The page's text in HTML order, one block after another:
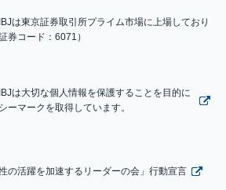
は東京証券取引所プライム市場に上場しており
券コード：6071）
は大切な個人情報を保護することを目的に
ーマークを取得しています。
性の活躍を加速するリーダーの会」行動宣言